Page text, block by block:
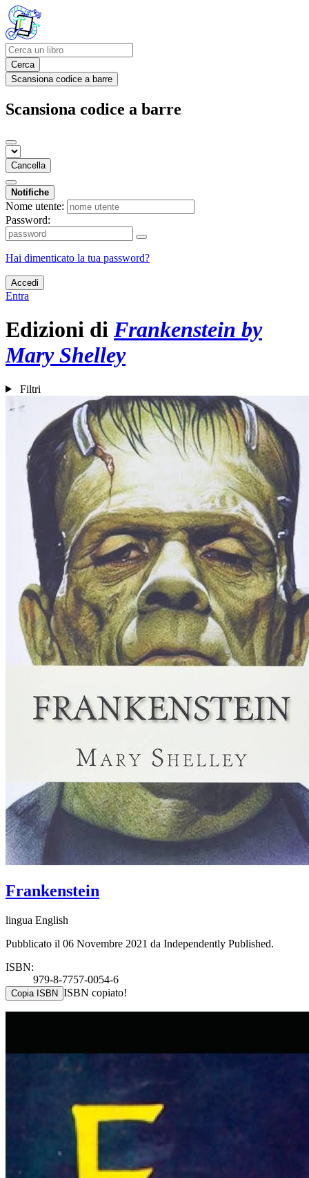
Cerca
Scansiona codice a barre
Scansiona codice a barre
Cancella
Notifiche
Nome utente:
Password:
Hai dimenticato la tua password?
Accedi
Entra
Edizioni di Frankenstein by
Mary Shelley
Filtri
Frankenstein
lingua English
Pubblicato il 06 Novembre 2021 da Independently Published.
ISBN:
979-8-7757-0054-6
Copia ISBN ISBN copiato!